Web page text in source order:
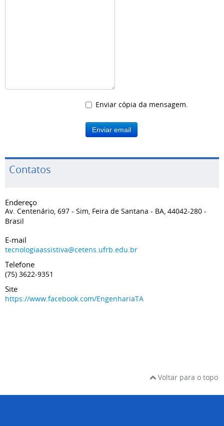
Enviar cópia da mensagem.
Enviar email
Contatos
Endereço
Av. Centenário, 697 - Sim, Feira de Santana - BA, 44042-280 -
Brasil
E-mail
tecnologiaassistiva@cetens.ufrb.edu.br
Telefone
(75) 3622-9351
Site
https://www.facebook.com/EngenhariaTA
Voltar para o topo